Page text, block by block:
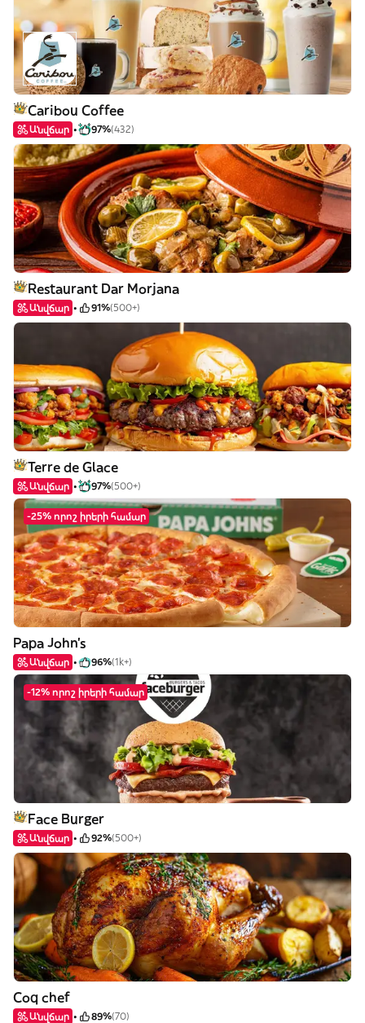
Caribou Coffee
Անվճար 97%(432)
Restaurant Dar Morjana
Անվճար 91%(500+)
Terre de Glace
Անվճար 97%(500+)
-25% որոշ իրերի համար
Papa John's
Անվճար 96%(1k+)
-12% որոշ իրերի համար
Face Burger
Անվճար 92%(500+)
Coq chef
Անվճար 89%(70)